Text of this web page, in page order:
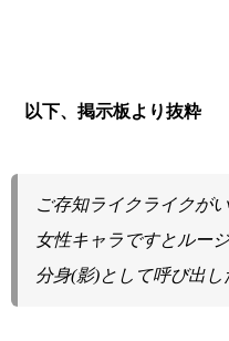
以下、掲示板より抜粋
ご存知ライクライクが
女性キャラですとルー
分身(影)として呼び出